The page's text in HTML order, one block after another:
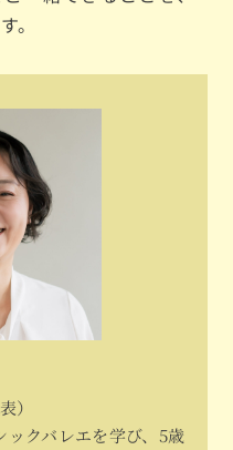
。
）
クバレエを学び、5歳